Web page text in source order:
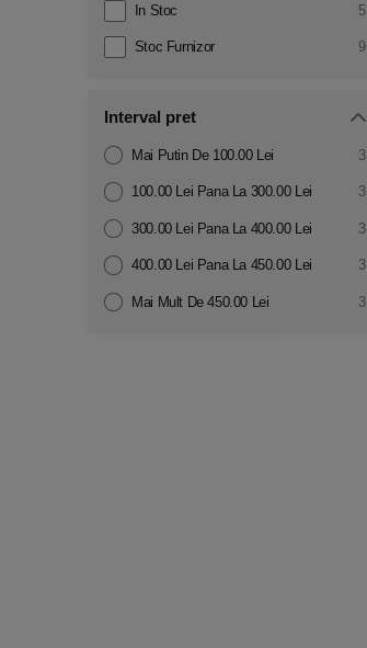
In Stoc 5
Stoc Furnizor 9
Interval pret
Mai Putin De 100.00 Lei 3
100.00 Lei Pana La 300.00 Lei 3
300.00 Lei Pana La 400.00 Lei 3
400.00 Lei Pana La 450.00 Lei 3
Mai Mult De 450.00 Lei 3